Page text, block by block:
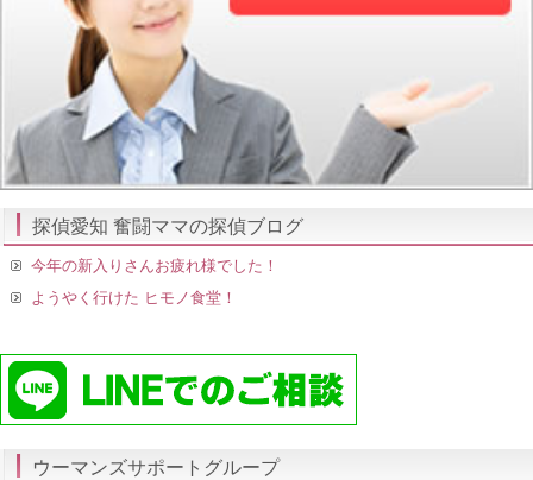
探偵愛知 奮闘ママの探偵ブログ
今年の新入りさんお疲れ様でした！
ようやく行けた ヒモノ食堂！
ウーマンズサポートグループ